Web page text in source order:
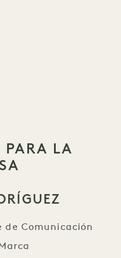
PARA LA
de Comunicación